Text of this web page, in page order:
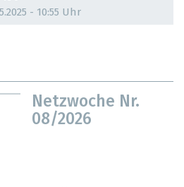
- 10:55 Uhr
Netzwoche Nr.
08/2026